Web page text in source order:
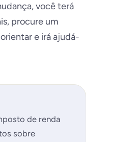
você terá
procure um
e irá ajudá-
de renda
sobre